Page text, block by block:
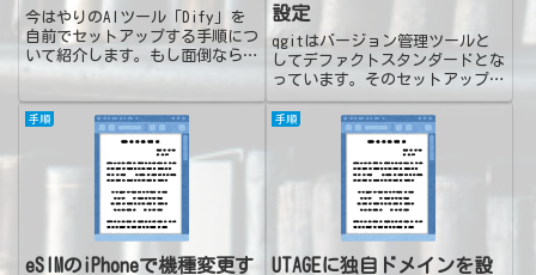
今はやりのAIツール「Dify」を
自前でセットアップする手順につ
いて紹介します。もし面倒なら
をすぐに利用できます。月2,000
円もしない価格です。下記リンク
設定
qgitはバージョン管理ツールと
してデファクトスタンダードとな
っています。そのセットアップ手
順をメモしておきます。Windows
の場合GitのダウンロードGit公
式サイトにアクセスし、
「Download for Windows」をク
リックし...
手順
eSIMのiPhoneで機種変更す
手順
UTAGEに独自ドメインを設